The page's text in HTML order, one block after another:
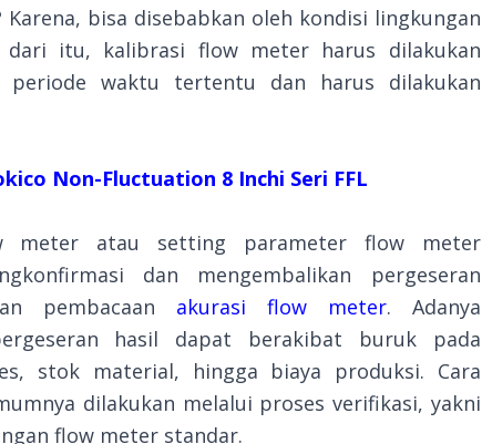
Karena, bisa disebabkan oleh kondisi lingkungan
dari itu, kalibrasi flow meter harus dilakukan
periode waktu tertentu dan harus dilakukan
Non-Fluctuation 8 Inchi Seri FFL
meter atau setting parameter flow meter
dan mengembalikan pergeseran
pembacaan akurasi flow meter. Adanya
hasil dapat berakibat buruk pada
stok material, hingga biaya produksi. Cara
dilakukan melalui proses verifikasi, yakni
flow meter standar.